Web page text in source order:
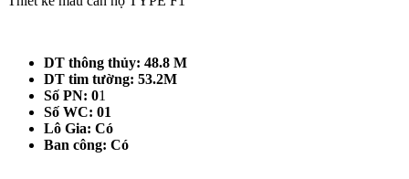
DT thông thủy: 48.8 M
DT tim tường: 53.2M
Số PN: 01
Số WC: 01
Lô Gia: Có
Ban công: Có